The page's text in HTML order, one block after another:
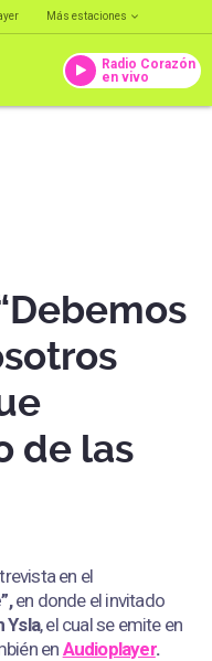
Más estaciones
Radio Corazón
en vivo
de las
en el
en donde el invitado
Ysla, el cual se emite en
enAudioplayer.